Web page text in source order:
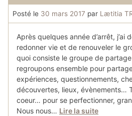
Posté le 30 mars 2017 par Lætitia
Après quelques année d’arrêt, j’ai
redonner vie et de renouveler le
quoi consiste le groupe de
regroupons ensemble pour
expériences, questionnements,
découvertes, lieux, évènements…
coeur… pour se perfectionner,
Nous nous… Lire la suite